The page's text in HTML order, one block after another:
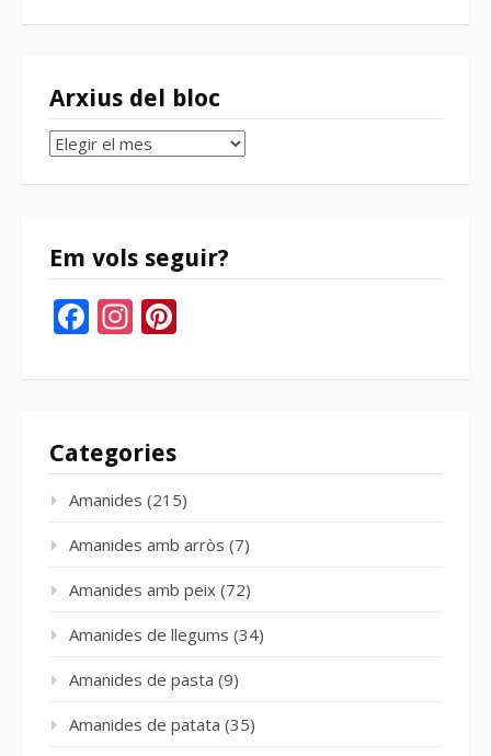
Arxius del bloc
Arxius
bloc
Em vols seguir?
Facebook
Instagram
Categories
Amanides (215)
Amanides amb arròs (7)
Amanides amb peix (72)
Amanides de llegums (34)
Amanides de pasta (9)
Amanides de patata (35)